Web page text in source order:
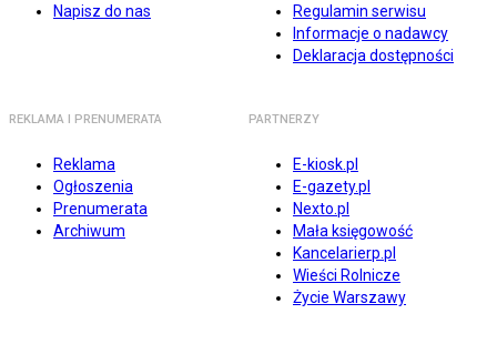
Napisz do nas
Regulamin serwisu
Informacje o nadawcy
Deklaracja dostępności
REKLAMA I PRENUMERATA
Reklama
Ogłoszenia
Prenumerata
Archiwum
PARTNERZY
E-kiosk.pl
E-gazety.pl
Nexto.pl
Mała księgowość
Kancelarierp.pl
Wieści Rolnicze
Życie Warszawy